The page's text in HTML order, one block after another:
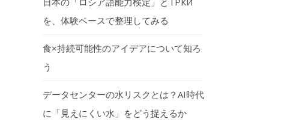
を、体験ベースで整理してみる
食×持続可能性のアイデアについて知ろ
う
データセンターの水リスクとは？AI時代
に「見えにくい水」をどう捉えるか